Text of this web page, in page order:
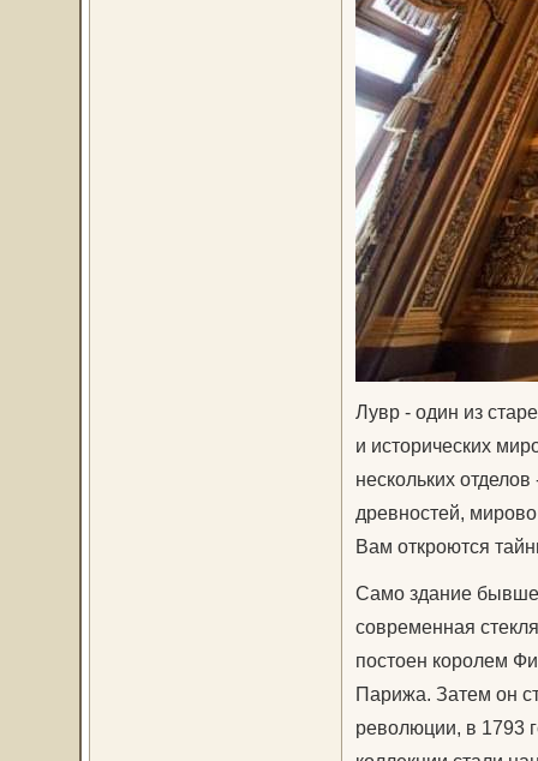
Лувр - один из
и исторических
нескольких
древностей,
Вам откроются
Само здание
современная
постоен королем
Парижа. Затем он
революции, в 1793